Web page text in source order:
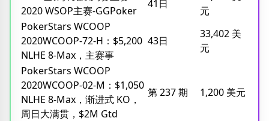
2020 WSOP主赛-GGPoker
41日
元
PokerStars WCOOP
2020WCOOP-72-H：$5,200
NLHE 8-Max，主赛事
43日
33,402 美
元
PokerStars WCOOP
2020WCOOP-02-M：$1,050
NLHE 8-Max，渐进式 KO，
周日大满贯，$2M Gtd
第 237 期 1,200 美元